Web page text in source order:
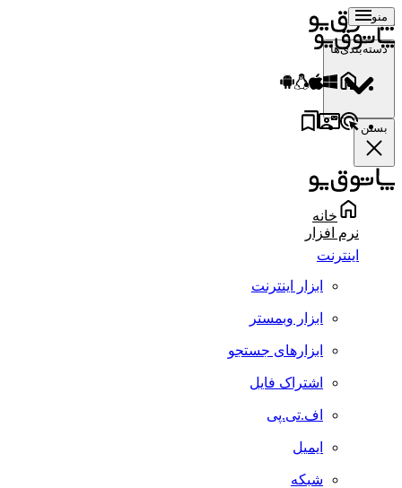
منو
دسته‌بندی‌ها
بستن
خانه
نرم افزار
اینترنت
ابزار اینترنت
ابزار وبمستر
ابزارهای جستجو
اشتراک فایل
اف.تی.پی
ایمیل
شبکه